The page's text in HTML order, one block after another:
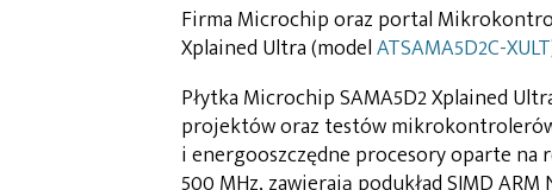
Firma Microchip oraz portal
Xplained Ultra (modelATSAMA5D2C-XULT
Płytka Microchip SAMA5D2 Xplained
projektów oraz testów
i energooszczędne procesory oparte na